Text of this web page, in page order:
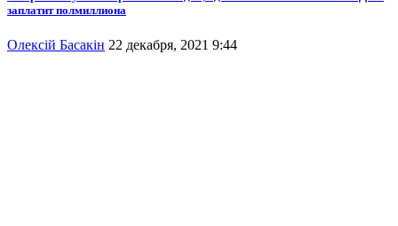
заплатит полмиллиона
Олексій Басакін 22 декабря, 2021 9:44